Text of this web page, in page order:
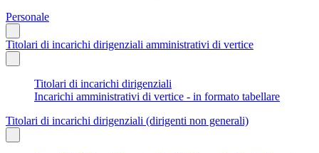
Personale
Titolari di incarichi dirigenziali amministrativi di vertice
Titolari di incarichi dirigenziali
Incarichi amministrativi di vertice - in formato tabellare
Titolari di incarichi dirigenziali (dirigenti non generali)